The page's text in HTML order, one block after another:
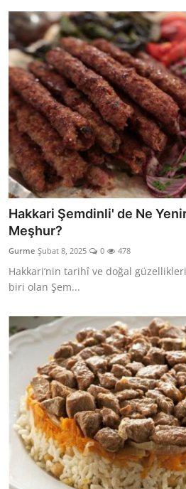
Hakkari Şemdinli' de Ne
Meşhur?
Gurme Şubat 8, 2025 0 478
Hakkari’nin tarihî ve doğal
biri olan Şem...